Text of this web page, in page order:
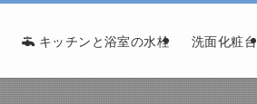
キッチンと浴室の水栓 洗面化粧台